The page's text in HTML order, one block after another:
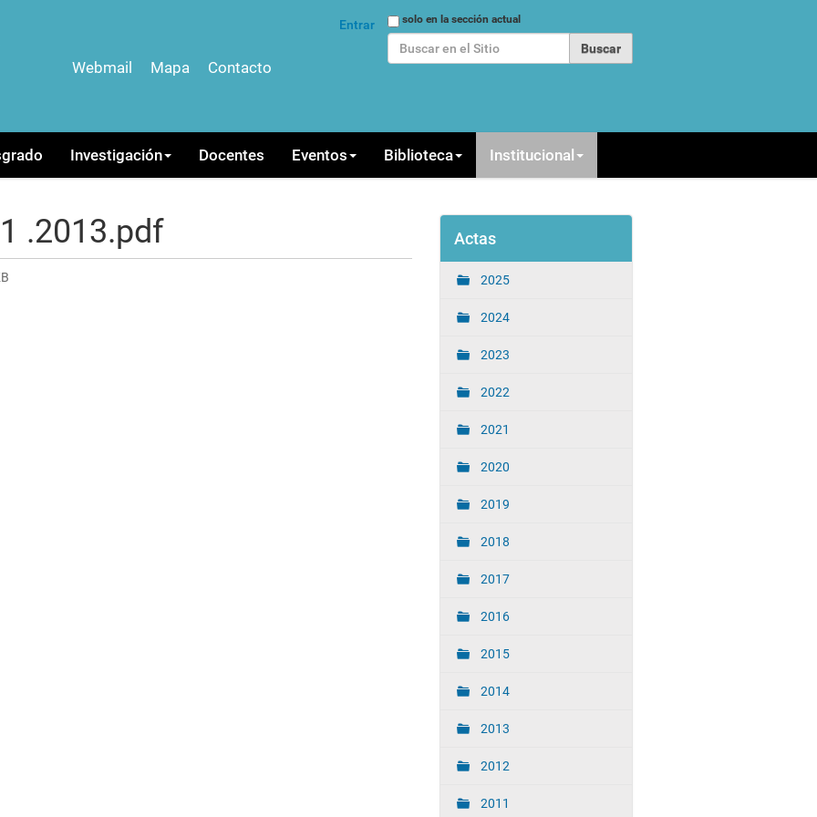
Buscarsolo en la sección actual
Entrar
Webmail Mapa Contacto
Investigación Docentes Eventos Biblioteca Institucional
.2013.pdf Actas
2025
2024
2023
2022
2021
2020
2019
2018
2017
2016
2015
2014
2013
2012
2011